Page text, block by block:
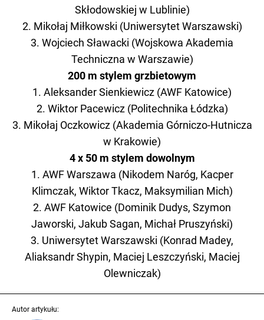
Skłodowskiej w Lublinie)
2. Mikołaj Miłkowski (Uniwersytet Warszawski)
3. Wojciech Sławacki (Wojskowa Akademia
Techniczna w Warszawie)
200 m stylem grzbietowym
1. Aleksander Sienkiewicz (AWF Katowice)
2. Wiktor Pacewicz (Politechnika Łódzka)
3. Mikołaj Oczkowicz (Akademia Górniczo-Hutnicza
w Krakowie)
4 x 50 m stylem dowolnym
1. AWF Warszawa (Nikodem Naróg, Kacper
Klimczak, Wiktor Tkacz, Maksymilian Mich)
2. AWF Katowice (Dominik Dudys, Szymon
Jaworski, Jakub Sagan, Michał Pruszyński)
3. Uniwersytet Warszawski (Konrad Madey,
Aliaksandr Shypin, Maciej Leszczyński, Maciej
Olewniczak)
Autor artykułu: